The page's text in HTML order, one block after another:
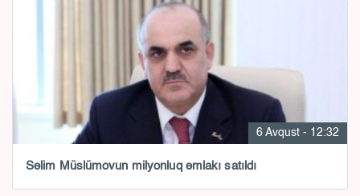
6 Avqust - 12:32
Səlim Müslümovun milyonluq əmlakı satıldı